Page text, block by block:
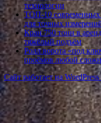
технологии
ТОП-10 современных
для точных
Кран 750 тонн в
тяжёлый подъём
Ролл ворота «под
проёмов любой
Сайт работает на WordPress